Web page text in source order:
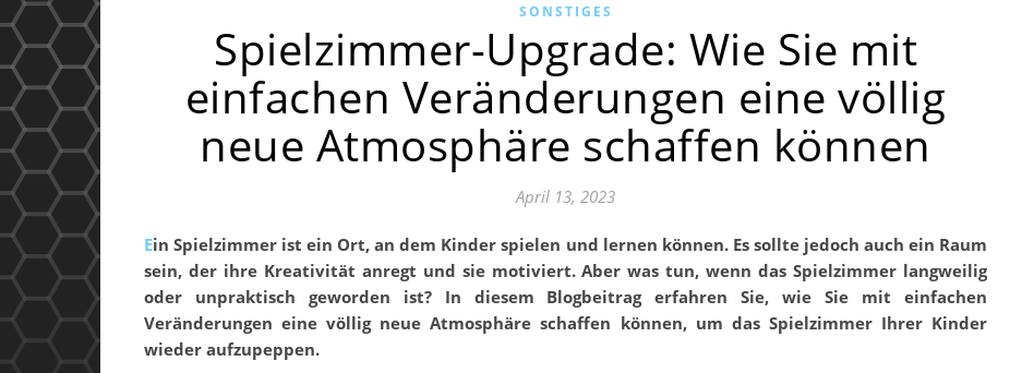
SONSTIGES
Spielzimmer-Upgrade: Wie Sie mit
einfachen Veränderungen eine völlig
neue Atmosphäre schaffen können
April 13, 2023
Ein Spielzimmer ist ein Ort, an dem Kinder spielen und lernen können. Es sollte jedoch auch ein Raum
sein, der ihre Kreativität anregt und sie motiviert. Aber was tun, wenn das Spielzimmer langweilig
oder unpraktisch geworden ist? In diesem Blogbeitrag erfahren Sie, wie Sie mit einfachen
Veränderungen eine völlig neue Atmosphäre schaffen können, um das Spielzimmer Ihrer Kinder
wieder aufzupeppen.